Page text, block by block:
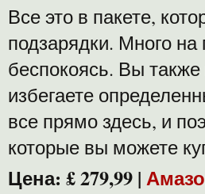
Все это в пакете,
подзарядки. Много
беспокоясь. Вы
избегаете
все прямо здесь, и
которые вы можете
Цена: £ 279,99 |